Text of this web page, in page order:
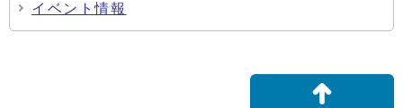
イベント情報